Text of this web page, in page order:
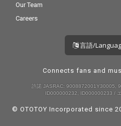
Our Team
Careers
言語/
Connects fans and
許諾 JASRAC: 9008872001Y30005,
ID000000232, ID000000233 /
© OTOTOY Incorporated since